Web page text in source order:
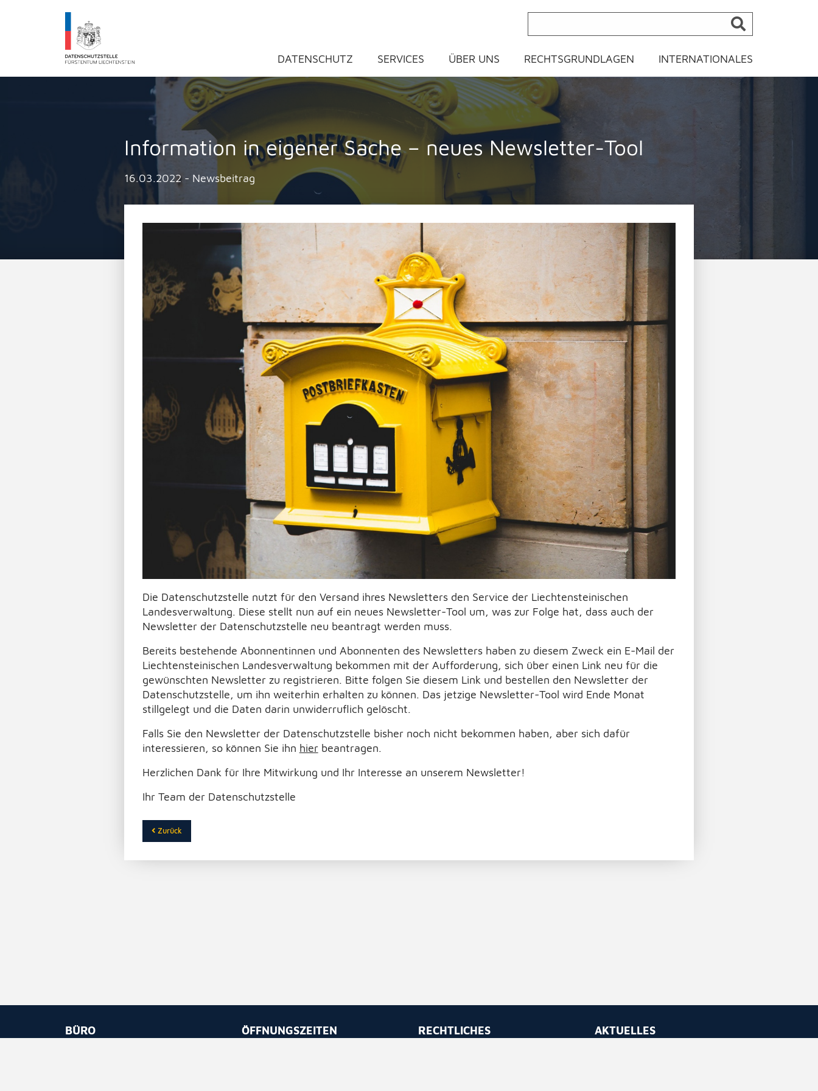
Datenschutzstelle Fürstentums Liechtenstein
DATENSCHUTZ SERVICES ÜBER UNS RECHTSGRUNDLAGEN INTERNATIONALES
Information in eigener Sache – neues Newsletter-Tool
16.03.2022 - Newsbeitrag
Die Datenschutzstelle nutzt für den Versand ihres Newsletters den Service der Liechtensteinischen
Landesverwaltung. Diese stellt nun auf ein neues Newsletter-Tool um, was zur Folge hat, dass auch der
Newsletter der Datenschutzstelle neu beantragt werden muss.
Bereits bestehende Abonnentinnen und Abonnenten des Newsletters haben zu diesem Zweck ein E-Mail der
Liechtensteinischen Landesverwaltung bekommen mit der Aufforderung, sich über einen Link neu für die
gewünschten Newsletter zu registrieren. Bitte folgen Sie diesem Link und bestellen den Newsletter der
Datenschutzstelle, um ihn weiterhin erhalten zu können. Das jetzige Newsletter-Tool wird Ende Monat
stillgelegt und die Daten darin unwiderruflich gelöscht.
Falls Sie den Newsletter der Datenschutzstelle bisher noch nicht bekommen haben, aber sich dafür
interessieren, so können Sie ihn hierbeantragen.
Herzlichen Dank für Ihre Mitwirkung und Ihr Interesse an unserem Newsletter!
Ihr Team der Datenschutzstelle
Zurück
BÜRO
ÖFFNUNGSZEITEN
RECHTLICHES
AKTUELLES